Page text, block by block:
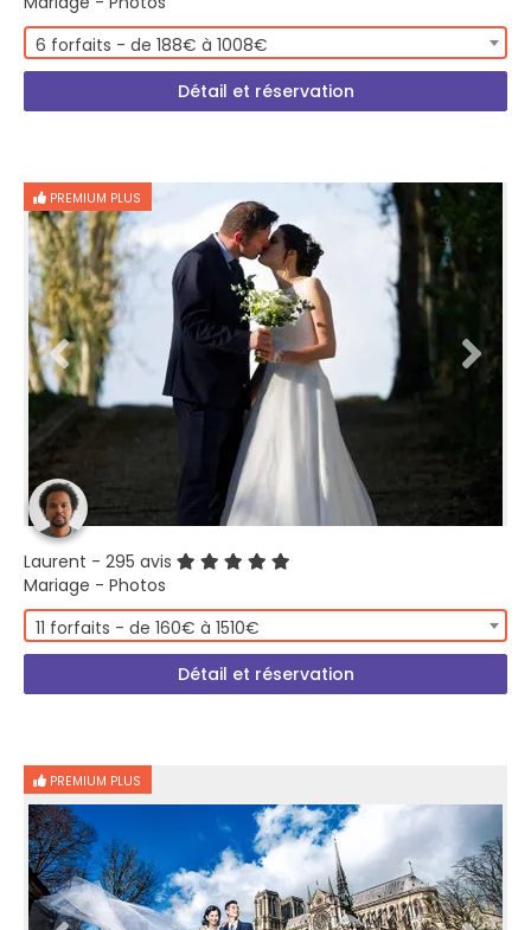
6 forfaits - de 188€ à 1008€
Détail et réservation
PREMIUM PLUS
Laurent - 295 avis
Mariage - Photos
11 forfaits - de 160€ à 1510€
Détail et réservation
PREMIUM PLUS